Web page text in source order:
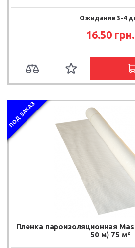
Ожидание 3-4
16.50 грн.
ПОД ЗАКАЗ
Пленка пароизоляционная
50 м) 75 м²